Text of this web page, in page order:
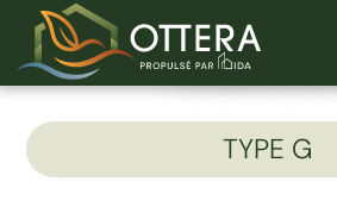
Unité 510-B
TYPE G